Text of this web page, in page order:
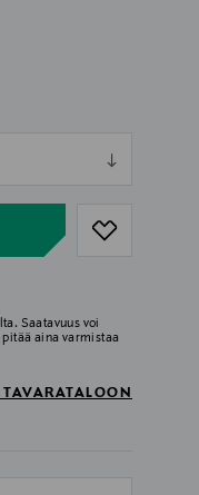
Saatavuus voi
aina varmistaa